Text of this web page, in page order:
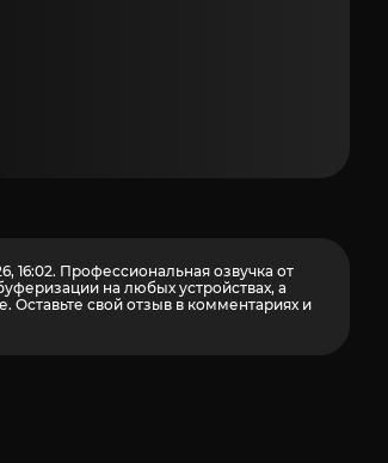
Профессиональная озвучка от
на любых устройствах, а
свой отзыв в комментариях и